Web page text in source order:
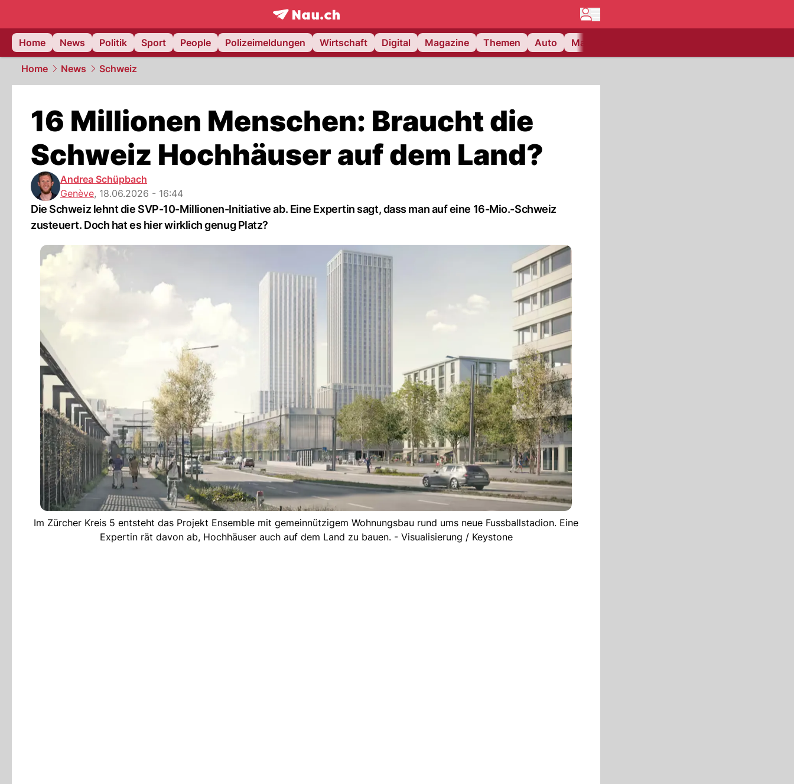
frontpage.NAU.ch
Home
News Politik Sport People Polizeimeldungen Wirtschaft Digital Magazine Themen Auto Matchcenter
Home News Schweiz
16 Millionen Menschen: Braucht die
Schweiz Hochhäuser auf dem Land?
Andrea Schüpbach
Genève, 18.06.2026 - 16:44
Die Schweiz lehnt die SVP-10-Millionen-Initiative ab. Eine Expertin sagt, dass man auf eine 16-Mio.-Schweiz
zusteuert. Doch hat es hier wirklich genug Platz?
Im Zürcher Kreis 5 entsteht das Projekt Ensemble mit gemeinnützigem Wohnungsbau rund ums neue Fussballstadion. Eine
Expertin rät davon ab, Hochhäuser auch auf dem Land zu bauen. - Visualisierung / Keystone